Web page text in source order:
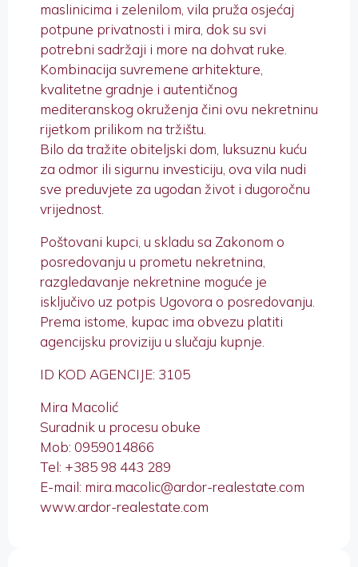
maslinicima i zelenilom, vila pruža osjećaj
potpune privatnosti i mira, dok su svi
potrebni sadržaji i more na dohvat ruke.
Kombinacija suvremene arhitekture,
kvalitetne gradnje i autentičnog
mediteranskog okruženja čini ovu nekretninu
rijetkom prilikom na tržištu.
Bilo da tražite obiteljski dom, luksuznu kuću
za odmor ili sigurnu investiciju, ova vila nudi
sve preduvjete za ugodan život i dugoročnu
vrijednost.
Poštovani kupci, u skladu sa Zakonom o
posredovanju u prometu nekretnina,
razgledavanje nekretnine moguće je
isključivo uz potpis Ugovora o posredovanju.
Prema istome, kupac ima obvezu platiti
agencijsku proviziju u slučaju kupnje.
ID KOD AGENCIJE: 3105
Mira Macolić
Suradnik u procesu obuke
Mob: 0959014866
Tel: +385 98 443 289
E-mail: mira.macolic@ardor-realestate.com
www.ardor-realestate.com